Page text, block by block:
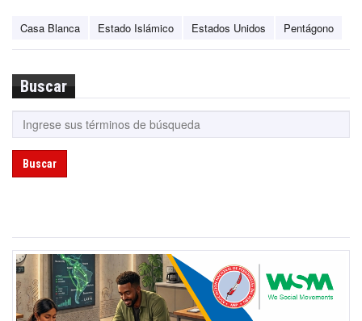
Casa Blanca Estado Islámico Estados Unidos Pentágono
Buscar
Buscar